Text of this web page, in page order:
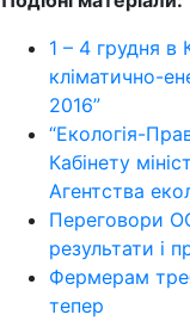
1 – 4 грудня в
кліматично-
2016”
“Екологія-
Кабінету
Агентства
Переговори
результати і
Фермерам
тепер